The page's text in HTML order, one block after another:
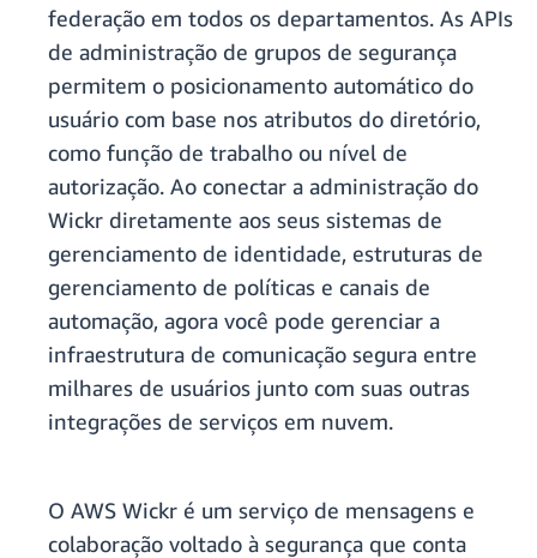
federação em todos os departamentos. As APIs
de administração de grupos de segurança
permitem o posicionamento automático do
usuário com base nos atributos do diretório,
como função de trabalho ou nível de
autorização. Ao conectar a administração do
Wickr diretamente aos seus sistemas de
gerenciamento de identidade, estruturas de
gerenciamento de políticas e canais de
automação, agora você pode gerenciar a
infraestrutura de comunicação segura entre
milhares de usuários junto com suas outras
integrações de serviços em nuvem.
O AWS Wickr é um serviço de mensagens e
colaboração voltado à segurança que conta